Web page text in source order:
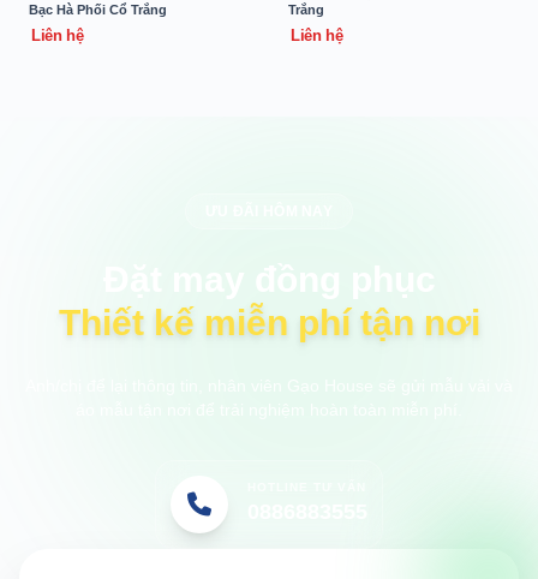
Bạc Hà Phối Cổ Trắng
Liên hệ
Trắng
Liên hệ
Thiết kế miễn phí tận nơi